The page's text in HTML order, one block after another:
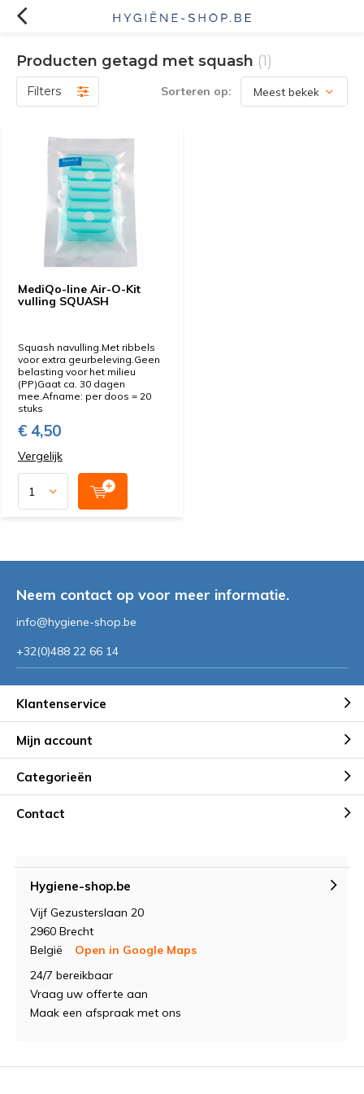
Producten getagd met squash (1)
Filters Sorteren op:
MediQo-line Air-O-Kit
vulling SQUASH
Squash navulling.Met ribbels
voor extra geurbeleving.Geen
belasting voor het milieu
(PP)Gaat ca. 30 dagen
mee.Afname: per doos = 20
stuks
€ 4,50
Vergelijk
Neem contact op voor meer informatie.
info@hygiene-shop.be
+32(0)488 22 66 14
Klantenservice
Mijn account
Categorieën
Contact
Hygiene-shop.be
Vijf Gezusterslaan 20
2960 Brecht
België
Open in Google Maps
24/7 bereikbaar
Vraag uw offerte aan
Maak een afspraak met ons